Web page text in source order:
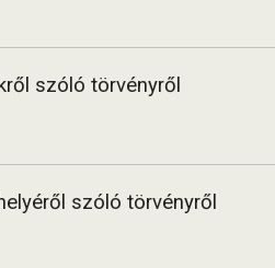
szóló törvényről
szóló törvényről